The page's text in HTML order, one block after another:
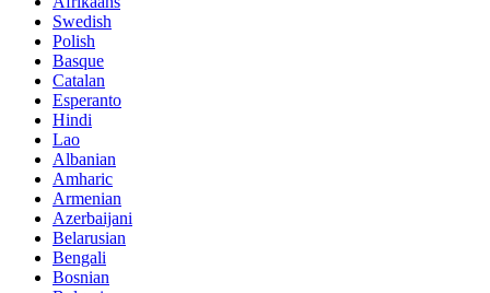
Swedish
Polish
Basque
Catalan
Esperanto
Hindi
Lao
Albanian
Amharic
Armenian
Azerbaijani
Belarusian
Bengali
Bosnian